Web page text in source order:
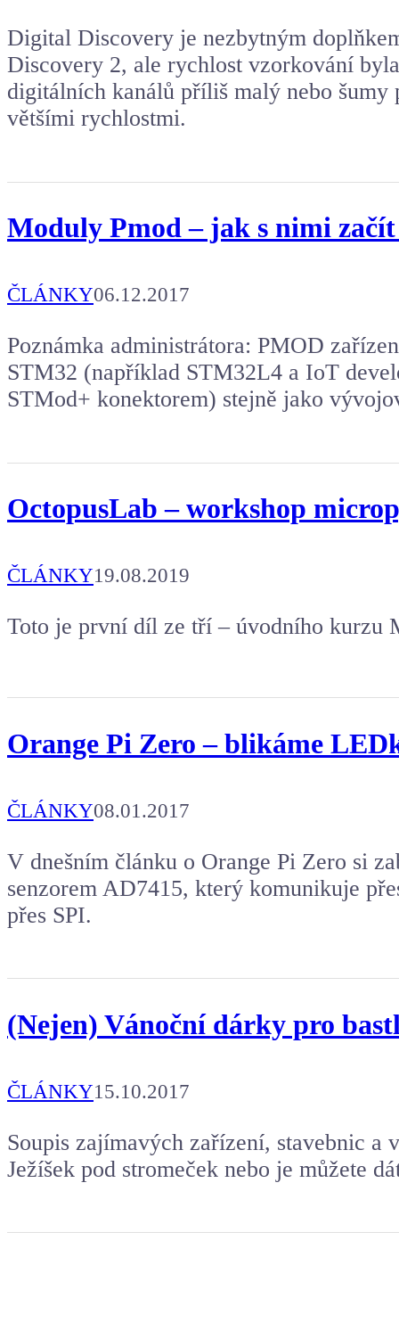
Digital Discovery je nezbytným
Discovery 2, ale rychlost vzorkování
digitálních kanálů příliš malý nebo
většími rychlostmi.
Moduly Pmod – jak s nimi
ČLÁNKY06.12.2017
Poznámka administrátora: PMOD
STM32 (například STM32L4 a IoT
STMod+ konektorem) stejně jako
OctopusLab – workshop
ČLÁNKY19.08.2019
Toto je první díl ze tří – úvodního kurzu
Orange Pi Zero – blikáme
ČLÁNKY08.01.2017
V dnešním článku o Orange Pi Zero si
senzorem AD7415, který komunikuje
přes SPI.
(Nejen) Vánoční dárky pro
ČLÁNKY15.10.2017
Soupis zajímavých zařízení, stavebnic a
Ježíšek pod stromeček nebo je můžete